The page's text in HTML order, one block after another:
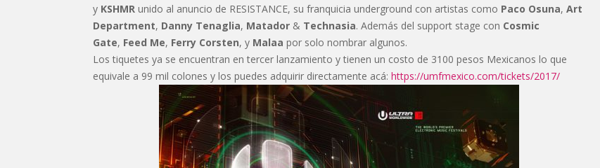
y KSHMR unido al anuncio de RESISTANCE, su franquicia underground con artistas como Paco Osuna, Art
Department, Danny Tenaglia, Matador & Technasia. Además del support stage con Cosmic
Gate, Feed Me, Ferry Corsten, y Malaa por solo nombrar algunos.
Los tiquetes ya se encuentran en tercer lanzamiento y tienen un costo de 3100 pesos Mexicanos lo que
equivale a 99 mil colones y los puedes adquirir directamente acá: https://umfmexico.com/tickets/2017/